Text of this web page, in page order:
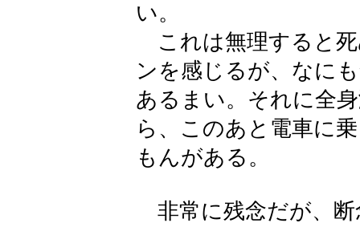
い。
これは無理すると
ンを感じるが、なに
あるまい。それに全
ら、このあと電車に
もんがある。
非常に残念だが、断